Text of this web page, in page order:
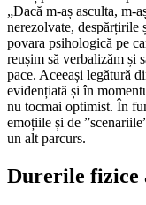
„Dacă m-aș asculta, m-
nerezolvate,
povara psihologică pe
reușim să verbalizăm și
pace. Aceeași legătură
evidențiată și în
nu tocmai optimist. În
emoțiile și de
un alt parcurs.
Durerile fizice